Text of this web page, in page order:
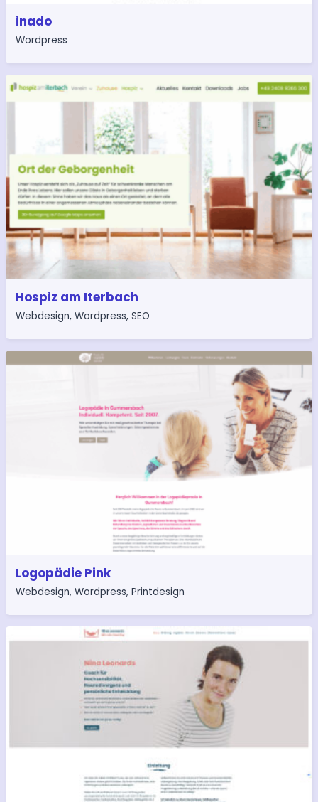
inado
Wordpress
Hospiz am Iterbach
Webdesign, Wordpress, SEO
Logopädie Pink
Webdesign, Wordpress, Printdesign